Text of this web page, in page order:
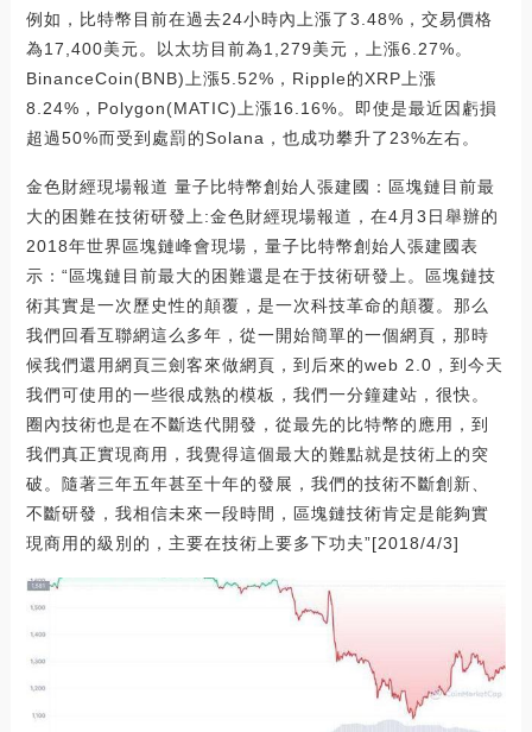
例如，比特幣目前在過去24小時內上漲了3.48%，交易價格
為17,400美元。以太坊目前為1,279美元，上漲6.27%。
BinanceCoin(BNB)上漲5.52%，Ripple的XRP上漲
8.24%，Polygon(MATIC)上漲16.16%。即使是最近因虧損
超過50%而受到處罰的Solana，也成功攀升了23%左右。
金色財經現場報道 量子比特幣創始人張建國：區塊鏈目前最
大的困難在技術研發上:金色財經現場報道，在4月3日舉辦的
2018年世界區塊鏈峰會現場，量子比特幣創始人張建國表
示：“區塊鏈目前最大的困難還是在于技術研發上。區塊鏈技
術其實是一次歷史性的顛覆，是一次科技革命的顛覆。那么
我們回看互聯網這么多年，從一開始簡單的一個網頁，那時
候我們還用網頁三劍客來做網頁，到后來的web 2.0，到今天
我們可使用的一些很成熟的模板，我們一分鐘建站，很快。
圈內技術也是在不斷迭代開發，從最先的比特幣的應用，到
我們真正實現商用，我覺得這個最大的難點就是技術上的突
破。隨著三年五年甚至十年的發展，我們的技術不斷創新、
不斷研發，我相信未來一段時間，區塊鏈技術肯定是能夠實
現商用的級別的，主要在技術上要多下功夫”[2018/4/3]